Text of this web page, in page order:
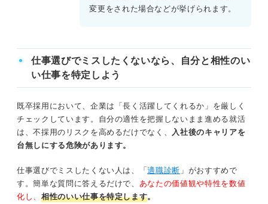
変更をされた場合などが挙げられます。
仕事選びでミスしたくないなら、自分と相性のい
い仕事を特定しよう
既卒採用において、企業は「長く活躍してくれるか」を厳しく
チェックしています。自分の適性を把握しないまま進める就活
は、不採用のリスクを高めるだけでなく、 入社後のキャリアを
台無しにする危険があります。
仕事選びでミスしたくない人は、「適職診断 」がおすすめで
す。簡単な質問に答えるだけで、 あなたの価値観や特性を数値
化し、 相性のいい仕事を特定します。